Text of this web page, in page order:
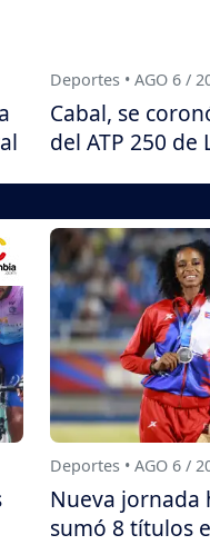
Deportes • AGO 6 /
Cabal, se
del ATP 250 de
Deportes • AGO 6 /
Nueva jornada
sumó 8 títulos